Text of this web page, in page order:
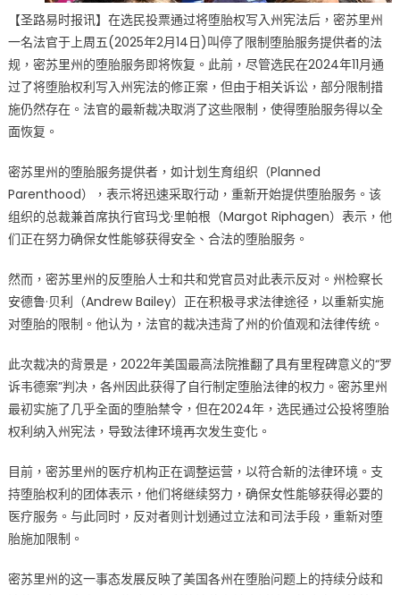
禁
令
被
推
翻
堕
务
合
法
化〉
【圣路易时报讯】在选民投票通过将堕胎权写入州宪法后，密苏里州
一名法官于上周五(2025年2月14日)叫停了限制堕胎服务提供者的法
规，密苏里州的堕胎服务即将恢复。此前，尽管选民在2024年11月通
过了将堕胎权利写入州宪法的修正案，但由于相关诉讼，部分限制措
施仍然存在。法官的最新裁决取消了这些限制，使得堕胎服务得以全
面恢复。
密苏里州的堕胎服务提供者，如计划生育组织（Planned
Parenthood），表示将迅速采取行动，重新开始提供堕胎服务。该
组织的总裁兼首席执行官玛戈·里帕根（Margot Riphagen）表示，他
们正在努力确保女性能够获得安全、合法的堕胎服务。
然而，密苏里州的反堕胎人士和共和党官员对此表示反对。州检察长
安德鲁·贝利（Andrew Bailey）正在积极寻求法律途径，以重新实施
对堕胎的限制。他认为，法官的裁决违背了州的价值观和法律传统。
此次裁决的背景是，2022年美国最高法院推翻了具有里程碑意义的“罗
诉韦德案”判决，各州因此获得了自行制定堕胎法律的权力。密苏里州
最初实施了几乎全面的堕胎禁令，但在2024年，选民通过公投将堕胎
权利纳入州宪法，导致法律环境再次发生变化。
目前，密苏里州的医疗机构正在调整运营，以符合新的法律环境。支
持堕胎权利的团体表示，他们将继续努力，确保女性能够获得必要的
医疗服务。与此同时，反对者则计划通过立法和司法手段，重新对堕
胎施加限制。
密苏里州的这一事态发展反映了美国各州在堕胎问题上的持续分歧和